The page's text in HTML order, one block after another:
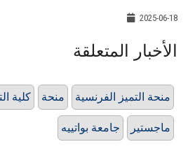
2025-06-18
الأخبار المتعلقة
كلية منحة منحة التميز الفرنسية
جامعة بواتييه ماجستير